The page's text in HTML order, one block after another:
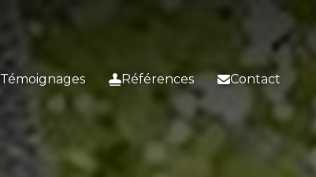
Témoignages Références Contact